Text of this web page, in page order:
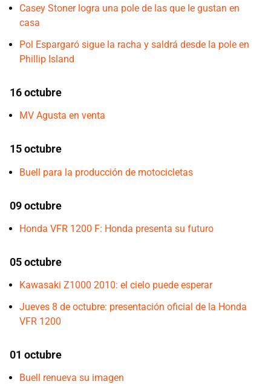
Casey Stoner logra una pole de las que le gustan en
casa
Pol Espargaró sigue la racha y saldrá desde la pole en
Phillip Island
16 octubre
MV Agusta en venta
15 octubre
Buell para la producción de motocicletas
09 octubre
Honda VFR 1200 F: Honda presenta su futuro
05 octubre
Kawasaki Z1000 2010: el cielo puede esperar
Jueves 8 de octubre: presentación oficial de la Honda
VFR 1200
01 octubre
Buell renueva su imagen